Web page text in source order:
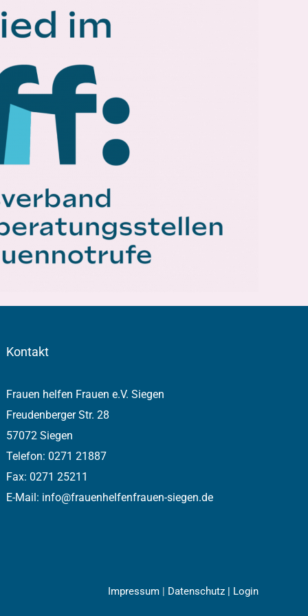
Kontakt
Frauen helfen Frauen e.V. Siegen
Freudenberger Str. 28
57072 Siegen
Telefon: 0271 21887
Fax: 0271 25211
E-Mail: info@frauenhelfenfrauen-siegen.de
Impressum Datenschutz | Login